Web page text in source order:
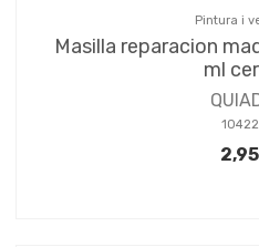
Pintura i
Masilla reparacion
ml